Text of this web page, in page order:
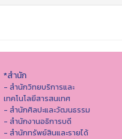
*สำนัก
- สำนักวิทยบริการและ
เทคโนโลยีสารสนเทศ
- สํานักศิลปะและวัฒนธรรม
- สำนักงานอธิการบดี
- สำนักทรัพย์สินและรายได้